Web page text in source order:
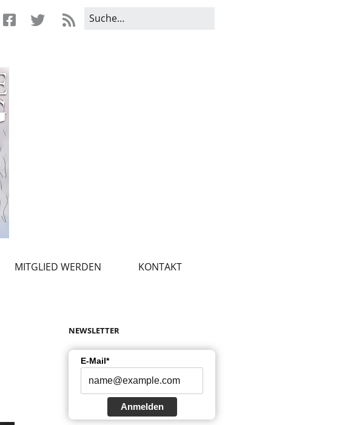
MITGLIED WERDEN KONTAKT
NEWSLETTER
E-Mail*
Anmelden